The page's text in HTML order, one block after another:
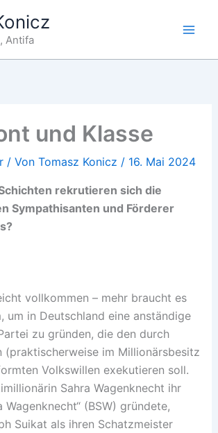
Antifa
und Klasse
/ Von Tomasz Konicz / 16. Mai 2024
rekrutieren sich die
Sympathisanten und Förderer
vollkommen – mehr braucht es
um in Deutschland eine anständige
zu gründen, die den durch
(praktischerweise im Millionärsbesitz
Volkswillen exekutieren soll.
Sahra Wagenknecht ihr
Wagenknecht“ (BSW) gründete,
Suikat als ihren Schatzmeister